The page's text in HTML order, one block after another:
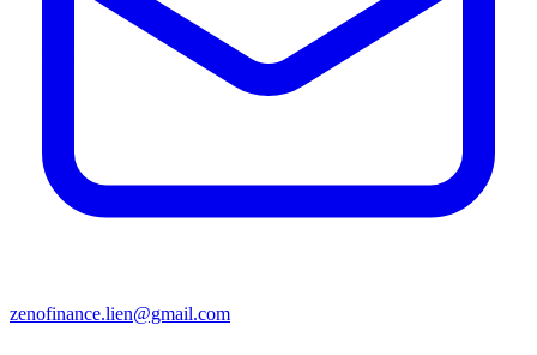
zenofinance.lien@gmail.com